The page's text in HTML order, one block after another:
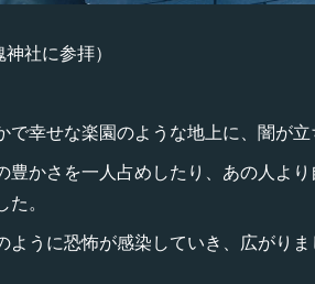
神社に参拝）
で幸せな楽園のような地上に、闇が立
豊かさを一人占めしたり、あの人よ
。
ように恐怖が感染していき、広がりま